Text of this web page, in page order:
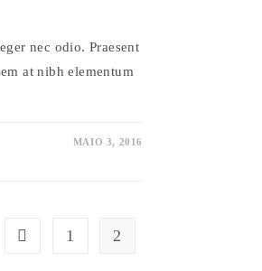
nec odio. Praesent
at nibh elementum
MAIO 3, 2016
1 2